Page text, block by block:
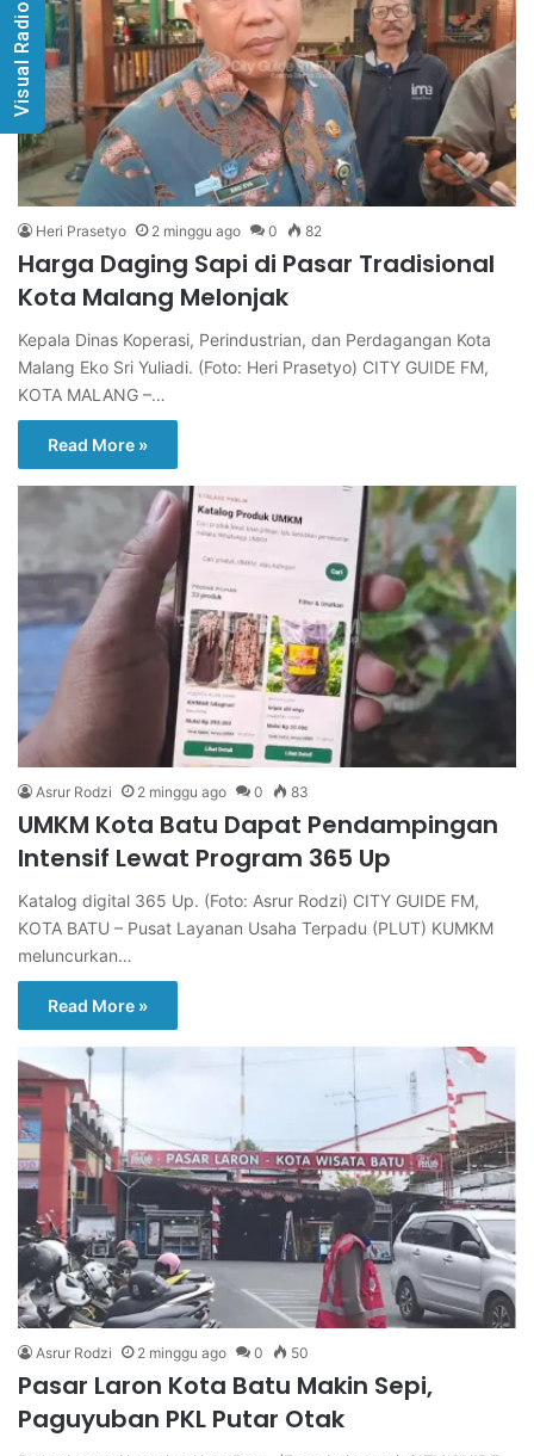
Heri Prasetyo 2 minggu ago 0 82
Harga Daging Sapi di Pasar Tradisional
Kota Malang Melonjak
Kepala Dinas Koperasi, Perindustrian, dan Perdagangan Kota
Malang Eko Sri Yuliadi. (Foto: Heri Prasetyo) CITY GUIDE FM,
KOTA MALANG –…
Read More »
Asrur Rodzi 2 minggu ago 0 83
UMKM Kota Batu Dapat Pendampingan
Intensif Lewat Program 365 Up
Katalog digital 365 Up. (Foto: Asrur Rodzi) CITY GUIDE FM,
KOTA BATU – Pusat Layanan Usaha Terpadu (PLUT) KUMKM
meluncurkan…
Read More »
Asrur Rodzi 2 minggu ago 0 50
Pasar Laron Kota Batu Makin Sepi,
Paguyuban PKL Putar Otak
Visual Radio